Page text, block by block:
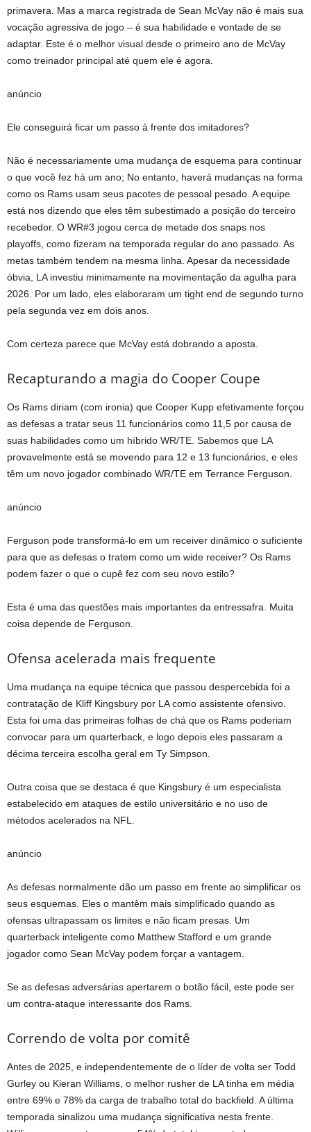
primavera. Mas a marca registrada de Sean McVay não é mais sua
vocação agressiva de jogo – é sua habilidade e vontade de se
adaptar. Este é o melhor visual desde o primeiro ano de McVay
como treinador principal até quem ele é agora.
anúncio
Ele conseguirá ficar um passo à frente dos imitadores?
Não é necessariamente uma mudança de esquema para continuar
o que você fez há um ano; No entanto, haverá mudanças na forma
como os Rams usam seus pacotes de pessoal pesado. A equipe
está nos dizendo que eles têm subestimado a posição do terceiro
recebedor. O WR#3 jogou cerca de metade dos snaps nos
playoffs, como fizeram na temporada regular do ano passado. As
metas também tendem na mesma linha. Apesar da necessidade
óbvia, LA investiu minimamente na movimentação da agulha para
2026. Por um lado, eles elaboraram um tight end de segundo turno
pela segunda vez em dois anos.
Com certeza parece que McVay está dobrando a aposta.
Recapturando a magia do Cooper Coupe
Os Rams diriam (com ironia) que Cooper Kupp efetivamente forçou
as defesas a tratar seus 11 funcionários como 11,5 por causa de
suas habilidades como um híbrido WR/TE. Sabemos que LA
provavelmente está se movendo para 12 e 13 funcionários, e eles
têm um novo jogador combinado WR/TE em Terrance Ferguson.
anúncio
Ferguson pode transformá-lo em um receiver dinâmico o suficiente
para que as defesas o tratem como um wide receiver? Os Rams
podem fazer o que o cupê fez com seu novo estilo?
Esta é uma das questões mais importantes da entressafra. Muita
coisa depende de Ferguson.
Ofensa acelerada mais frequente
Uma mudança na equipe técnica que passou despercebida foi a
contratação de Kliff Kingsbury por LA como assistente ofensivo.
Esta foi uma das primeiras folhas de chá que os Rams poderiam
convocar para um quarterback, e logo depois eles passaram a
décima terceira escolha geral em Ty Simpson.
Outra coisa que se destaca é que Kingsbury é um especialista
estabelecido em ataques de estilo universitário e no uso de
métodos acelerados na NFL.
anúncio
As defesas normalmente dão um passo em frente ao simplificar os
seus esquemas. Eles o mantêm mais simplificado quando as
ofensas ultrapassam os limites e não ficam presas. Um
quarterback inteligente como Matthew Stafford e um grande
jogador como Sean McVay podem forçar a vantagem.
Se as defesas adversárias apertarem o botão fácil, este pode ser
um contra-ataque interessante dos Rams.
Correndo de volta por comitê
Antes de 2025, e independentemente de o líder de volta ser Todd
Gurley ou Kieran Williams, o melhor rusher de LA tinha em média
entre 69% e 78% da carga de trabalho total do backfield. A última
temporada sinalizou uma mudança significativa nesta frente.